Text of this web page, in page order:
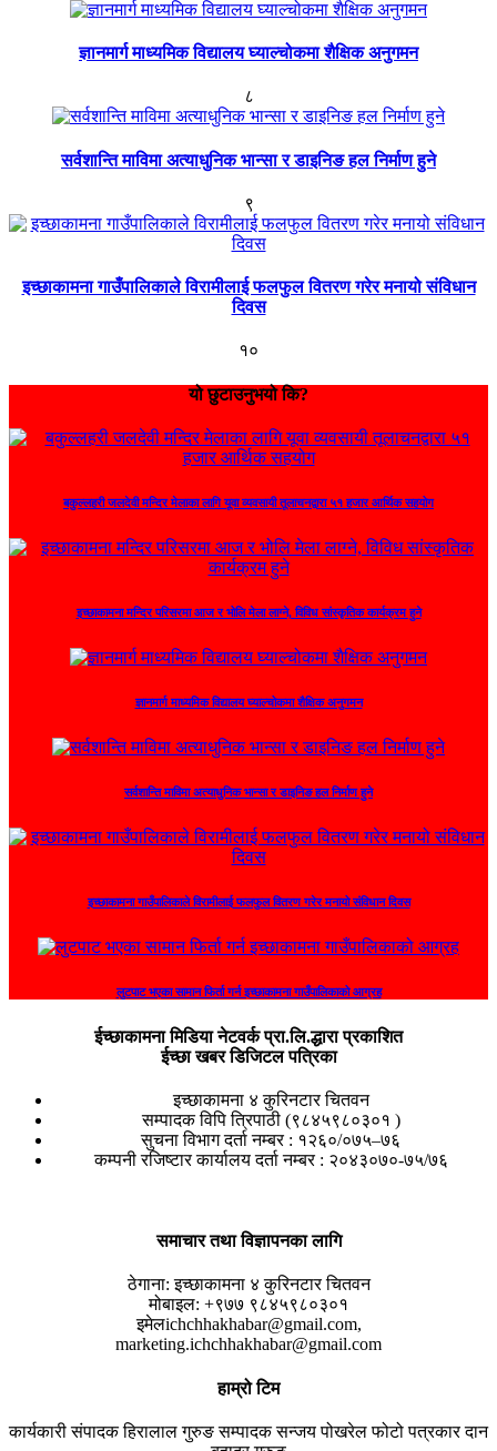
ज्ञानमार्ग माध्यमिक विद्यालय घ्याल्चोकमा शैक्षिक अनुगमन
८
सर्वशान्ति माविमा अत्याधुनिक भान्सा र डाइनिङ हल निर्माण हुने
९
इच्छाकामना गाउँपालिकाले विरामीलाई फलफुल वितरण गरेर मनायो संविधान
दिवस
१०
यो छुटाउनुभयो कि?
बकुल्लहरी जलदेवी मन्दिर मेलाका लागि यूवा व्यवसायी तूलाचनद्वारा ५१ हजार आर्थिक सहयोग
इच्छाकामना मन्दिर परिसरमा आज र भोलि मेला लाग्ने, विविध सांस्कृतिक कार्यक्रम हुने
ज्ञानमार्ग माध्यमिक विद्यालय घ्याल्चोकमा शैक्षिक अनुगमन
सर्वशान्ति माविमा अत्याधुनिक भान्सा र डाइनिङ हल निर्माण हुने
इच्छाकामना गाउँपालिकाले विरामीलाई फलफुल वितरण गरेर मनायो संविधान दिवस
लुटपाट भएका सामान फिर्ता गर्न इच्छाकामना गाउँपालिकाको आग्रह
ईच्छाकामना मिडिया नेटवर्क प्रा.लि.द्धारा प्रकाशित
ईच्छा खबर डिजिटल पत्रिका
इच्छाकामना ४ कुरिनटार चितवन
सम्पादक विपि त्रिपाठी (९८४५९८०३०१ )
सुचना विभाग दर्ता नम्बर : १२६०/०७५–७६
कम्पनी रजिष्टार कार्यालय दर्ता नम्बर : २०४३०७०-७५/७६
समाचार तथा विज्ञापनका लागि
ठेगाना: इच्छाकामना ४ कुरिनटार चितवन
मोबाइल: +९७७ ९८४५९८०३०१
इमेलichchhakhabar@gmail.com,
marketing.ichchhakhabar@gmail.com
हाम्रो टिम
कार्यकारी संपादकहिरालाल गुरुङसम्पादकसन्जय पोखरेलफोटो पत्रकारदान